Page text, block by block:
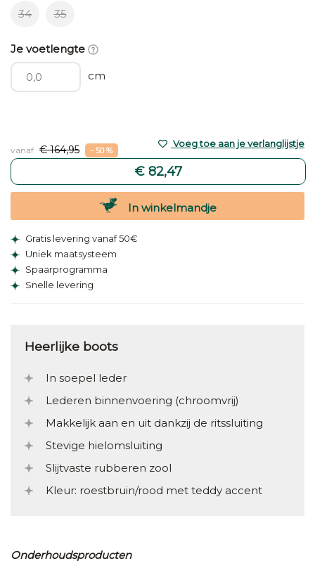
34 35
Je voetlengte
cm
vanaf € 164,95 - 50 %
€ 82,47
Voeg toe aan je verlanglijstje
In winkelmandje
Gratis levering vanaf 50€
Uniek maatsysteem
Spaarprogramma
Snelle levering
Heerlijke boots
In soepel leder
Lederen binnenvoering (chroomvrij)
Makkelijk aan en uit dankzij de ritssluiting
Stevige hielomsluiting
Slijtvaste rubberen zool
Kleur: roestbruin/rood met teddy accent
Onderhoudsproducten